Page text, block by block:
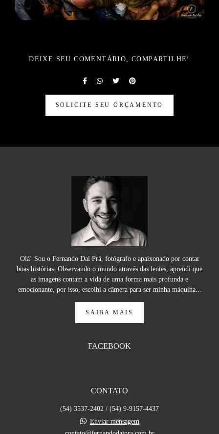
DEIXE SEU COMENTÁRIO, COMPARTILHE!
SOLICITE SEU ORÇAMENTO
Olá! Sou o Fernando Dai Prá, fotógrafo e apaixonado por contar
boas histórias. Observando o mundo através das lentes, aprendi que
as imagens contam a vida de uma forma mais profunda e
emocionante, por isso, escolhi a câmera para ser minha máquina...
SAIBA MAIS
FACEBOOK
CONTATO
(54) 3537-2402 / (54) 9-9157-4437
Enviar mensagem